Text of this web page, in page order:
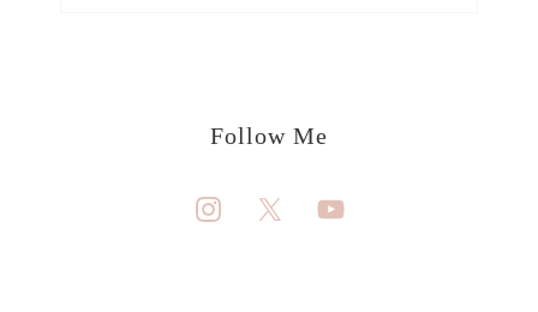
Follow Me